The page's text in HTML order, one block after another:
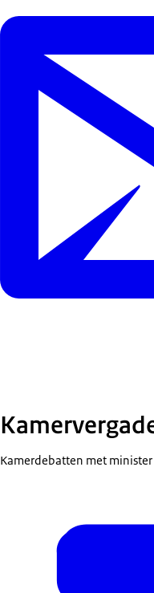
Kamerdebatten met